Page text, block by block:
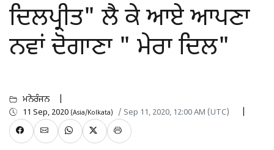
ਦਿਲਪ੍ਰੀਤ" ਲੈ ਕੇ ਆਏ ਆਪਣਾ
ਨਵਾਂ ਦੋਗਾਣਾ " ਮੇਰਾ ਦਿਲ"
ਮਨੋਰੰਜਨ
11 Sep, 2020 (Asia/Kolkata) / Sep 11, 2020, 12:00 AM (UTC)